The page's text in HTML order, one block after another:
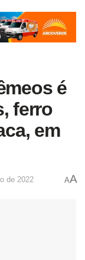
é
ferro
em
de 2022 AA